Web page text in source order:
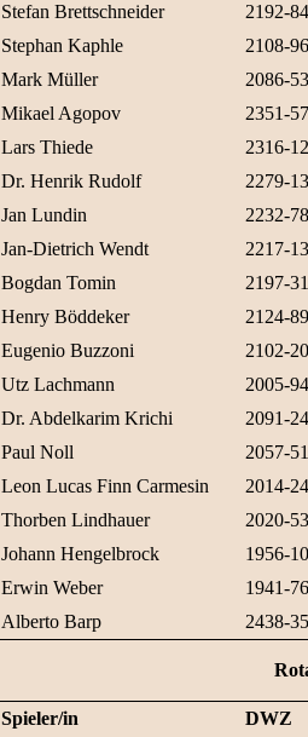
Stefan Brettschneider
2192-
Stephan Kaphle
2108-
Mark Müller
2086-
Mikael Agopov
2351-
Lars Thiede
2316-
Dr. Henrik Rudolf
2279-
Jan Lundin
2232-
Jan-Dietrich Wendt
2217-
Bogdan Tomin
2197-
Henry Böddeker
2124-
Eugenio Buzzoni
2102-
Utz Lachmann
2005-
Dr. Abdelkarim Krichi
2091-
Paul Noll
2057-
Leon Lucas Finn Carmesin
2014-
Thorben Lindhauer
2020-
Johann Hengelbrock
1956-
Erwin Weber
1941-
Alberto Barp 2438-
Spieler/in DWZ